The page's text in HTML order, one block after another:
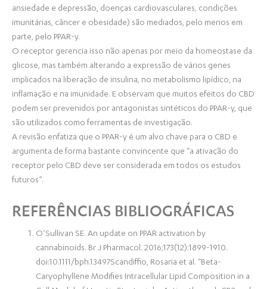
ansiedade e depressão, doenças cardiovasculares, condições
imunitárias, câncer e obesidade) são mediados, pelo menos em
parte, pelo PPAR-y.
O receptor gerencia isso não apenas por meio da homeostase da
glicose, mas também alterando a expressão de vários genes
implicados na liberação de insulina, no metabolismo lipídico, na
inflamação e na imunidade. E observam que muitos efeitos do CBD
podem ser prevenidos por antagonistas sintéticos do PPAR-y, que
são utilizados como ferramentas de investigação.
A revisão enfatiza que o PPAR-y é um alvo chave para o CBD e
argumenta de forma bastante convincente que “a ativação do
receptor pelo CBD deve ser considerada em todos os estudos
futuros”.
REFERÊNCIAS BIBLIOGRÁFICAS
O’Sullivan SE. An update on PPAR activation by
cannabinoids. Br J Pharmacol. 2016;173(12):1899-1910.
doi:10.1111/bph.13497Scandiffio, Rosaria et al. “Beta-
Caryophyllene Modifies Intracellular Lipid Composition in a